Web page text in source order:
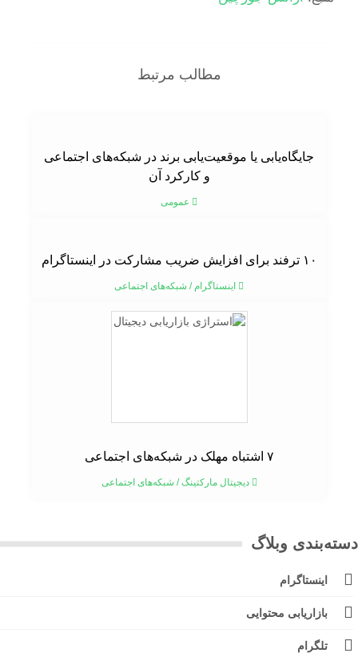
مطالب مرتبط
جایگاه‌یابی یا موقعیت‌یابی برند در شبکه‌های اجتماعی
و کارکرد آن
عمومی
۱۰ ترفند برای افزایش ضریب مشارکت در اینستاگرام
اینستاگرام/شبکه‌های اجتماعی
دیجیتال مارکتینگ/شبکه‌های اجتماعی
وبلاگ
اینستاگرام
بازاریابی محتوایی
تلگرام